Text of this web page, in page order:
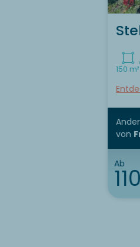
150 m²
von
Ab